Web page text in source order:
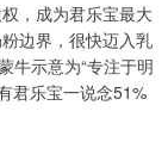
，成为君乐宝最大
边界，很快迈入乳
牛示意为“专注于明
君乐宝一说念51%